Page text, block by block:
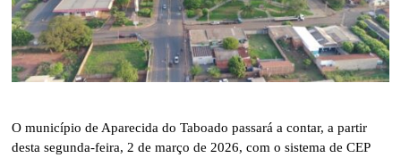
O município de Aparecida do Taboado passará a contar, a partir
desta segunda-feira, 2 de março de 2026, com o sistema de CEP